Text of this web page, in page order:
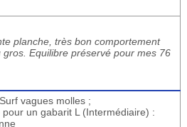
planche, très bon comportement
gros. Equilibre préservé pour mes 76
vagues molles ;
pour un gabarit L (Intermédiaire) :